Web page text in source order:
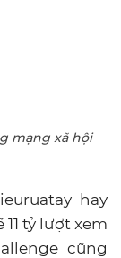
mạng xã hội
hay
tỷ lượt xem
cũng